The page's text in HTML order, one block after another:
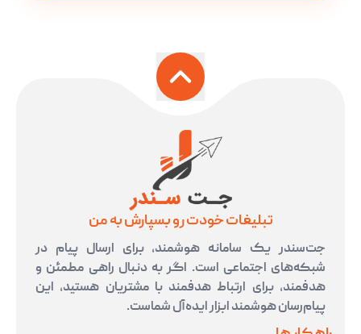
تبلیغات خودت رو بسپارش به من
جت‌سندر یک سامانه هوشمند، برای ارسال پیام در
شبکه‌های اجتماعی است. اگر به دنبال راهی مطمئن و
هدفمند، برای ارتباط هدفمند با مشتریان هستید، این
پیام‌رسان هوشمند ابزار ایده‌آل شماست.